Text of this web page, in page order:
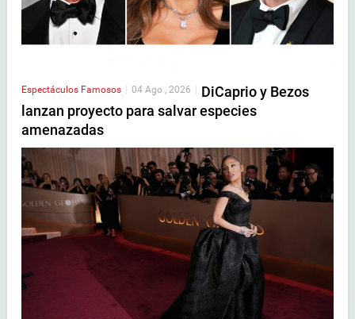
Espectáculos Famosos | 04 Ago , 2026 | DiCaprio y Bezos
lanzan proyecto para salvar especies
amenazadas